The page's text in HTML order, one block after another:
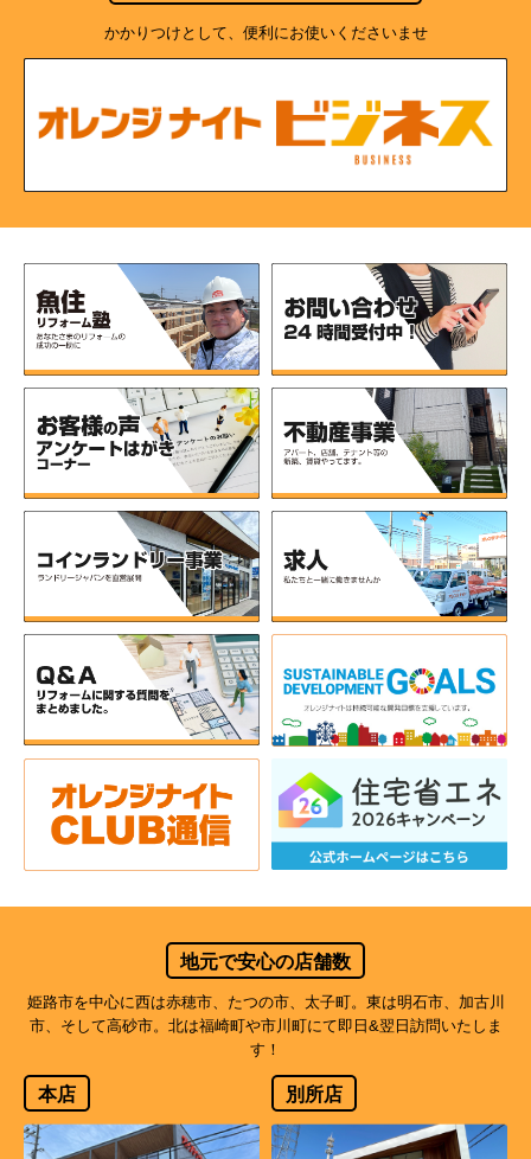
かかりつけとして、便利にお使いくださいませ
地元で安心の店舗数
姫路市を中心に西は赤穂市、たつの市、太子町。東は明石市、加古川
市、そして高砂市。北は福崎町や市川町にて即日&翌日訪問いたしま
す！
本店 別所店